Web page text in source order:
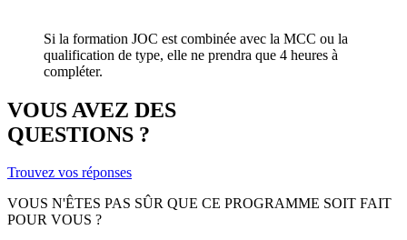
Si la formation JOC est combinée avec la MCC ou la
qualification de type, elle ne prendra que 4 heures à
compléter.
VOUS AVEZ DES
QUESTIONS ?
Trouvez vos réponses
VOUS N'ÊTES PAS SÛR QUE CE PROGRAMME SOIT FAIT
POUR VOUS ?